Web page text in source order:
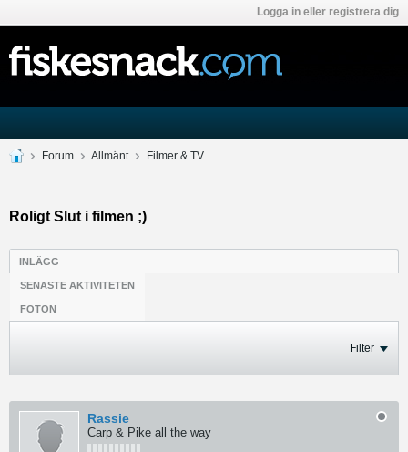
Logga in eller registrera dig
Forum Allmänt Filmer & TV
Roligt Slut i filmen ;)
INLÄGG
SENASTE AKTIVITETEN
FOTON
Filter
Rassie
Carp & Pike all the way